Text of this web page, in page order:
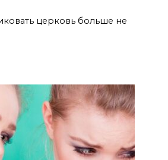
церковь больше не